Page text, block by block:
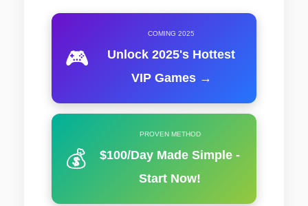
🎮
COMING 2025
Unlock 2025's Hottest
VIP Games →
💰
PROVEN METHOD
$100/Day Made Simple -
Start Now!